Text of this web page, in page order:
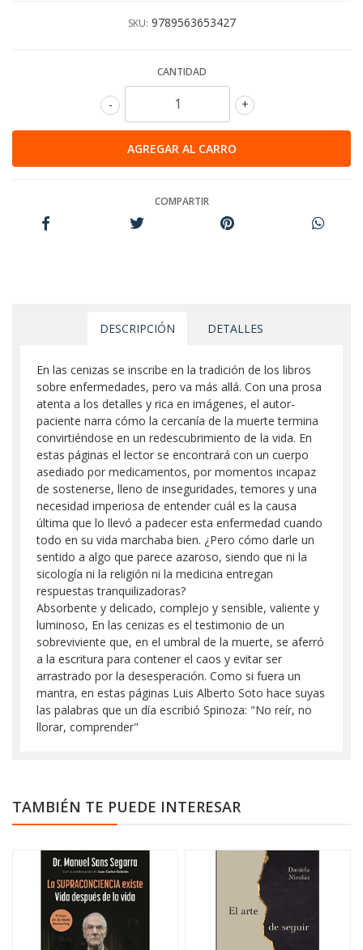
SKU: 9789563653427
CANTIDAD
+
-
COMPARTIR
DESCRIPCIÓN DETALLES
En las cenizas se inscribe en la tradición de los libros
sobre enfermedades, pero va más allá. Con una prosa
atenta a los detalles y rica en imágenes, el autor-
paciente narra cómo la cercanía de la muerte termina
convirtiéndose en un redescubrimiento de la vida. En
estas páginas el lector se encontrará con un cuerpo
asediado por medicamentos, por momentos incapaz
de sostenerse, lleno de inseguridades, temores y una
necesidad imperiosa de entender cuál es la causa
última que lo llevó a padecer esta enfermedad cuando
todo en su vida marchaba bien. ¿Pero cómo darle un
sentido a algo que parece azaroso, siendo que ni la
sicología ni la religión ni la medicina entregan
respuestas tranquilizadoras?
Absorbente y delicado, complejo y sensible, valiente y
luminoso, En las cenizas es el testimonio de un
sobreviviente que, en el umbral de la muerte, se aferró
a la escritura para contener el caos y evitar ser
arrastrado por la desesperación. Como si fuera un
mantra, en estas páginas Luis Alberto Soto hace suyas
las palabras que un día escribió Spinoza: "No reír, no
llorar, comprender"
TAMBIÉN TE PUEDE INTERESAR